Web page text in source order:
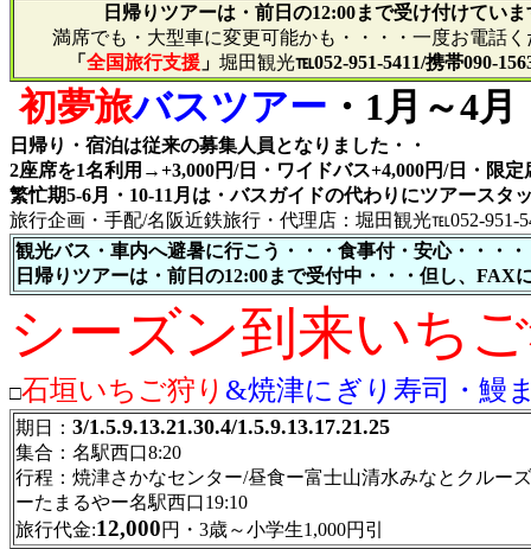
日帰りツアーは・前日の12:00まで受け付けていま
満席でも・大型車に変更可能かも・・・・一度お電話
「 全国旅行支援 」 堀田観光℡052-951-5411/携帯090-
初夢旅バスツアー ・1月～4月
日帰り・宿泊は従来の募集人員となりました・・
2座席を1名利用→+3,000円/日・ワイドバス+4,000円/日・限定
繁忙期5-6月・10-11月は・バスガイドの代わりにツアースタ
旅行企画・手配/名阪近鉄旅行・代理店：堀田観光℡052-951-
観光バス・車内へ避暑に行こう・・・食事付・安心・・・・
日帰りツアーは・前日の12:00まで受付中・・・但し、FAX
シーズン到来いち
□石垣いちご狩り &焼津にぎり寿司・鰻
期日： 3/1.5.9.13.21.30.4/1.5.9.13.17.21.25
集合：名駅西口8:20
行程：焼津さかなセンター/昼食ー富士山清水みなとクルー
ーたまるやー名駅西口19:10
旅行代金:12,000円・3歳～小学生1,000円引